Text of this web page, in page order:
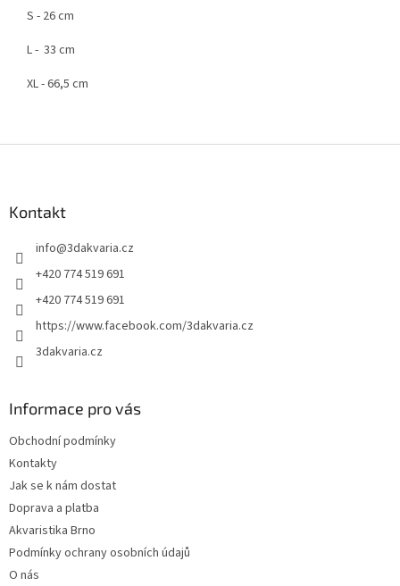
S - 26 cm
L - 33 cm
XL - 66,5 cm
Kontakt
info@3dakvaria.cz
+420 774 519 691
+420 774 519 691
https://www.facebook.com/3dakvaria.cz
3dakvaria.cz
Informace pro vás
Obchodní podmínky
Kontakty
Jak se k nám dostat
Doprava a platba
Akvaristika Brno
Podmínky ochrany osobních údajů
O nás